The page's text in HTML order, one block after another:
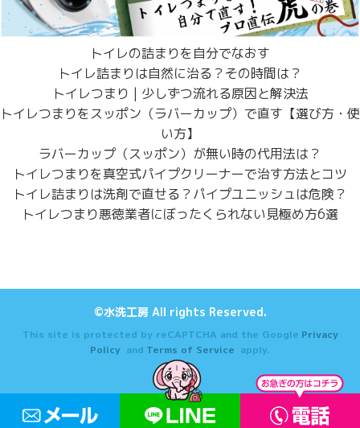
トイレの詰まりを自分でなおす
トイレ詰まりは自然に治る？その時間は？
トイレつまり | 少しずつ流れる原因と解決法
トイレつまりをスッポン（ラバーカップ）で直す【選び方・使
い方】
ラバーカップ（スッポン）が無い時の代用法は？
トイレつまりを真空式パイプクリーナーで治す方法とコツ
トイレ詰まりは洗剤で直せる？パイプユニッシュは危険？
トイレつまり悪徳業者にぼったくられない見極め方6選
©水洗工房 All rights Reserved.
This site is protected by reCAPTCHA and the Google Privacy
Policy and Terms of Service apply.